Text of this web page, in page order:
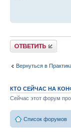
Ответить
Вернуться в
КТО СЕЙЧАС НА
Сейчас этот форум
Список форумов